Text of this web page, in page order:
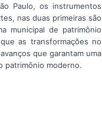
Paulo, os instrumentos
nas duas primeiras são
municipal de patrimônio
as transformações no
que garantam uma
patrimônio moderno.